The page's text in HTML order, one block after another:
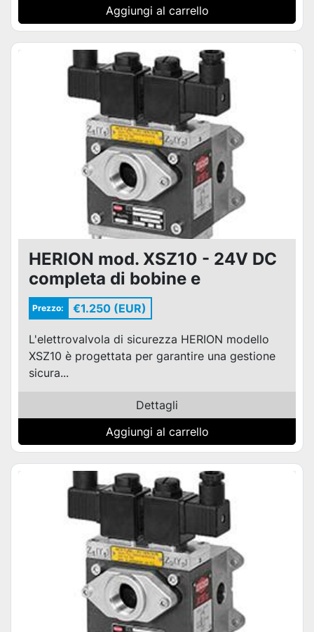
Aggiungi al carrello
HERION mod. XSZ10 - 24V DC
completa di bobine e
connettori
Prezzo: €1.250 (EUR)
L'elettrovalvola di sicurezza HERION modello
XSZ10 è progettata per garantire una gestione
sicura...
Dettagli
Aggiungi al carrello